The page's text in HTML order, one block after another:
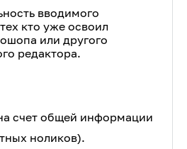
вводимого
кто уже освоил
или другого
редактора.
счет общей информации
ноликов).